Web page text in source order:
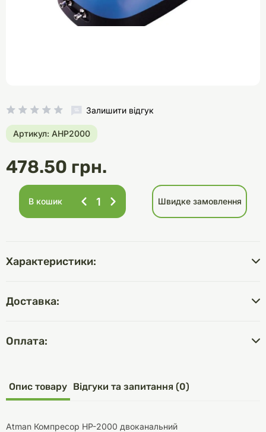
Залишити відгук
Артикул: AHP2000
478.50 грн.
В кошик Швидке замовлення
Характеристики:
Доставка:
Оплата:
Опис товару Відгуки та запитання (0)
Atman Компресор HP-2000 двоканальний